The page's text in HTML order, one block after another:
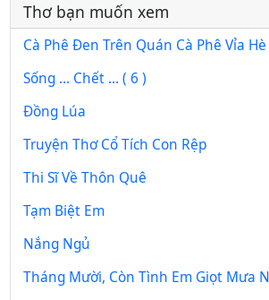
Thơ bạn muốn xem
Cà Phê Đen Trên Quán Cà Phê Vỉa Hè
Sống … Chết … ( 6 )
Đồng Lúa
Truyện Thơ Cổ Tích Con Rệp
Thi Sĩ Về Thôn Quê
Tạm Biệt Em
Nắng Ngủ
Tháng Mười, Còn Tình Em Giọt Mưa